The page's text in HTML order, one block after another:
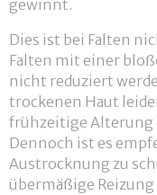
gewinnt.
Dies ist bei Falten
Falten mit einer
nicht reduziert
trockenen Haut
frühzeitige Alterung
Dennoch ist es
Austrocknung zu
übermäßige